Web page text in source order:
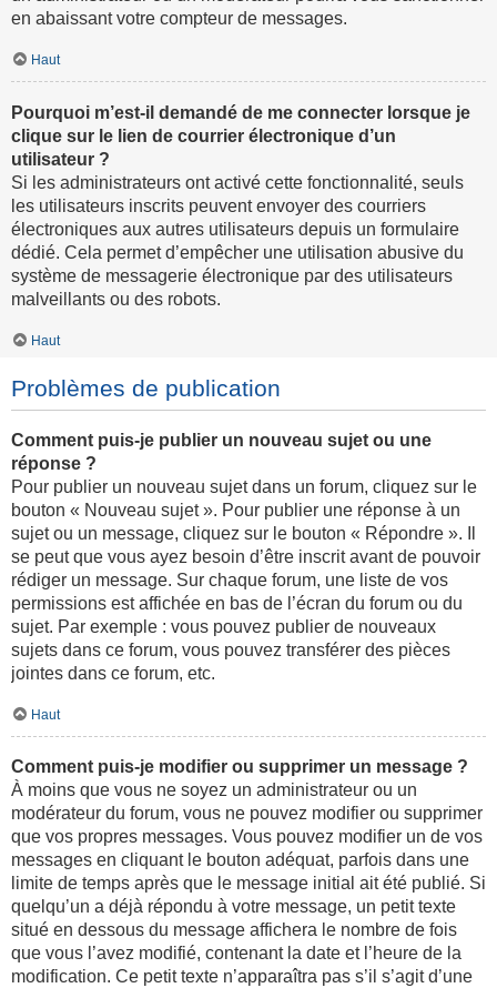
en abaissant votre compteur de messages.
Haut
Pourquoi m’est-il demandé de me connecter lorsque je
clique sur le lien de courrier électronique d’un
utilisateur ?
Si les administrateurs ont activé cette fonctionnalité, seuls
les utilisateurs inscrits peuvent envoyer des courriers
électroniques aux autres utilisateurs depuis un formulaire
dédié. Cela permet d’empêcher une utilisation abusive du
système de messagerie électronique par des utilisateurs
malveillants ou des robots.
Haut
Problèmes de publication
Comment puis-je publier un nouveau sujet ou une
réponse ?
Pour publier un nouveau sujet dans un forum, cliquez sur le
bouton « Nouveau sujet ». Pour publier une réponse à un
sujet ou un message, cliquez sur le bouton « Répondre ». Il
se peut que vous ayez besoin d’être inscrit avant de pouvoir
rédiger un message. Sur chaque forum, une liste de vos
permissions est affichée en bas de l’écran du forum ou du
sujet. Par exemple : vous pouvez publier de nouveaux
sujets dans ce forum, vous pouvez transférer des pièces
jointes dans ce forum, etc.
Haut
Comment puis-je modifier ou supprimer un message ?
À moins que vous ne soyez un administrateur ou un
modérateur du forum, vous ne pouvez modifier ou supprimer
que vos propres messages. Vous pouvez modifier un de vos
messages en cliquant le bouton adéquat, parfois dans une
limite de temps après que le message initial ait été publié. Si
quelqu’un a déjà répondu à votre message, un petit texte
situé en dessous du message affichera le nombre de fois
que vous l’avez modifié, contenant la date et l’heure de la
modification. Ce petit texte n’apparaîtra pas s’il s’agit d’une